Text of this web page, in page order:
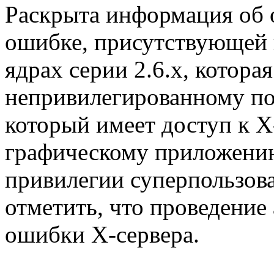
Раскрыта информация об
ошибке, присутствующей
ядрах серии 2.6.x,
непривилегированному
который имеет доступ к
графическому
привилегии
отметить, что проведение
ошибки X-сервера.